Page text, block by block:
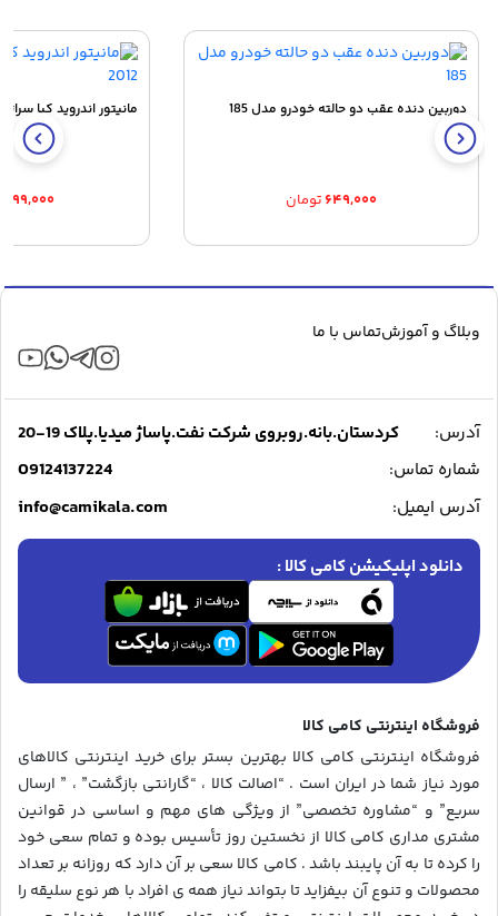
دوربین دنده عقب دو حالته خودرو مدل 185
۶۴۹,۰۰۰ تومان
مانیتور اندروید کیا سراتو
وبلاگ و آموزشتماس با ما
آدرس:
کردستان.بانه.روبروی شرکت نفت.پاساژ میدیا.پلاک 19-20
شماره تماس:
09124137224
آدرس ایمیل: info@camikala.com
دانلود اپلیکیشن کامی کالا :
فروشگاه اینترنتی کامی کالا
فروشگاه اینترنتی کامی کالا بهترین بستر برای خرید اینترنتی کالاهای
مورد نیاز شما در ایران است . “اصالت کالا ، “گارانتی بازگشت” ، ” ارسال
سریع” و “مشاوره تخصصی” از ویژگی های مهم و اساسی در قوانین
مشتری مداری کامی کالا از نخستین روز تأسیس بوده و تمام سعی خود
را کرده تا به آن پایبند باشد . کامی کالا سعی بر آن دارد که روزانه بر تعداد
محصولات و تنوع آن بیفزاید تا بتواند نیاز همه ی افراد با هر نوع سلیقه را